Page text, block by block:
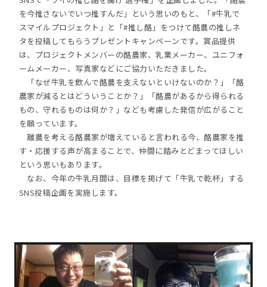
を今推さないでいつ推すんだ」という思いのもと、「#牛乳で
スマイルプロジェクト」と「#推し酪」をつけて酪農の推しネ
タを投稿してもらうプレゼントキャンペーンです。賞品提供
は、プロジェクトメンバーの酪農家、乳業メーカー、ユニフォ
ームメーカー、写真家などにご協力いただきました。
「なぜ牛乳を飲んで酪農を支えないといけないのか？」「酪
農家が減るとはどういうことか？」「酪農があるから得られる
もの、守れるものは何か？」なども考慮した発信が広がること
を願っています。
離農を考える酪農家が増えていると言われる今、酪農家を推
す・応援する声が高まることで、仲間に踏みとどまってほしい
という思いもあります。
なお、今年の牛乳月間は、目標を掲げて「牛乳で乾杯」する
SNS投稿企画を実施します。